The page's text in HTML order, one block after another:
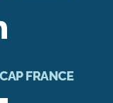
FRANCE